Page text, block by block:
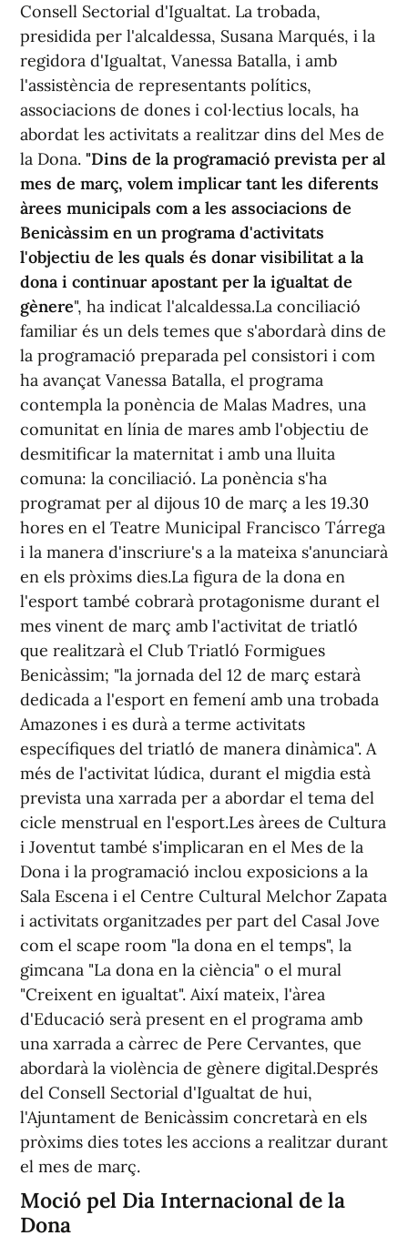
Consell Sectorial d'Igualtat. La trobada,
presidida per l'alcaldessa, Susana Marqués, i la
regidora d'Igualtat, Vanessa Batalla, i amb
l'assistència de representants polítics,
associacions de dones i col·lectius locals, ha
abordat les activitats a realitzar dins del Mes de
la Dona. "Dins de la programació prevista per al
mes de març, volem implicar tant les diferents
àrees municipals com a les associacions de
Benicàssim en un programa d'activitats
l'objectiu de les quals és donar visibilitat a la
dona i continuar apostant per la igualtat de
gènere", ha indicat l'alcaldessa.La conciliació
familiar és un dels temes que s'abordarà dins de
la programació preparada pel consistori i com
ha avançat Vanessa Batalla, el programa
contempla la ponència de Malas Madres, una
comunitat en línia de mares amb l'objectiu de
desmitificar la maternitat i amb una lluita
comuna: la conciliació. La ponència s'ha
programat per al dijous 10 de març a les 19.30
hores en el Teatre Municipal Francisco Tárrega
i la manera d'inscriure's a la mateixa s'anunciarà
en els pròxims dies.La figura de la dona en
l'esport també cobrarà protagonisme durant el
mes vinent de març amb l'activitat de triatló
que realitzarà el Club Triatló Formigues
Benicàssim; "la jornada del 12 de març estarà
dedicada a l'esport en femení amb una trobada
Amazones i es durà a terme activitats
específiques del triatló de manera dinàmica". A
més de l'activitat lúdica, durant el migdia està
prevista una xarrada per a abordar el tema del
cicle menstrual en l'esport.Les àrees de Cultura
i Joventut també s'implicaran en el Mes de la
Dona i la programació inclou exposicions a la
Sala Escena i el Centre Cultural Melchor Zapata
i activitats organitzades per part del Casal Jove
com el scape room "la dona en el temps", la
gimcana "La dona en la ciència" o el mural
"Creixent en igualtat". Així mateix, l'àrea
d'Educació serà present en el programa amb
una xarrada a càrrec de Pere Cervantes, que
abordarà la violència de gènere digital.Després
del Consell Sectorial d'Igualtat de hui,
l'Ajuntament de Benicàssim concretarà en els
pròxims dies totes les accions a realitzar durant
el mes de març.
Moció pel Dia Internacional de la
Dona